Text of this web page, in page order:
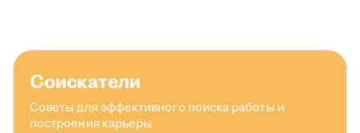
Соискатели
Советы для эффективного поиска работы и
построения карьеры